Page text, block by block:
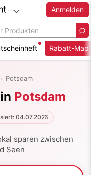
Anmelden
Rabatt-Map
Potsdam
Potsdam
04.07.2026
sparen zwischen
Seen